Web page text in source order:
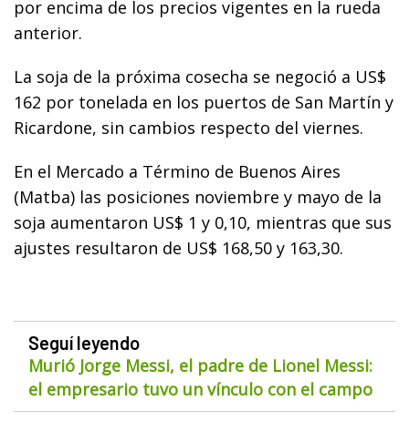
por encima de los precios vigentes en la rueda
anterior.
La soja de la próxima cosecha se negoció a US$
162 por tonelada en los puertos de San Martín y
Ricardone, sin cambios respecto del viernes.
En el Mercado a Término de Buenos Aires
(Matba) las posiciones noviembre y mayo de la
soja aumentaron US$ 1 y 0,10, mientras que sus
ajustes resultaron de US$ 168,50 y 163,30.
Seguí leyendo
Murió Jorge Messi, el padre de Lionel Messi:
el empresario tuvo un vínculo con el campo